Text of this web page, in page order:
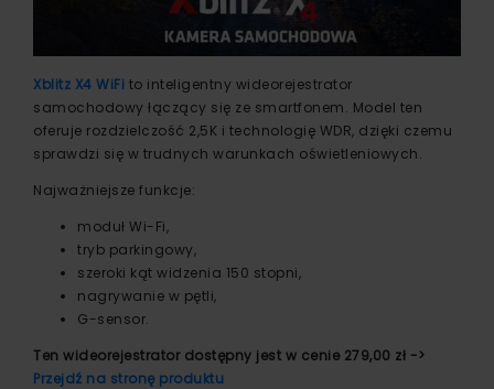
Xblitz X4 WiFi to inteligentny wideorejestrator
samochodowy łączący się ze smartfonem. Model ten
oferuje rozdzielczość 2,5K i technologię WDR, dzięki czemu
sprawdzi się w trudnych warunkach oświetleniowych.
Najważniejsze funkcje:
moduł Wi-Fi,
tryb parkingowy,
szeroki kąt widzenia 150 stopni,
nagrywanie w pętli,
G-sensor.
Ten wideorejestrator dostępny jest w cenie 279,00 zł ->
Przejdź na stronę produktu